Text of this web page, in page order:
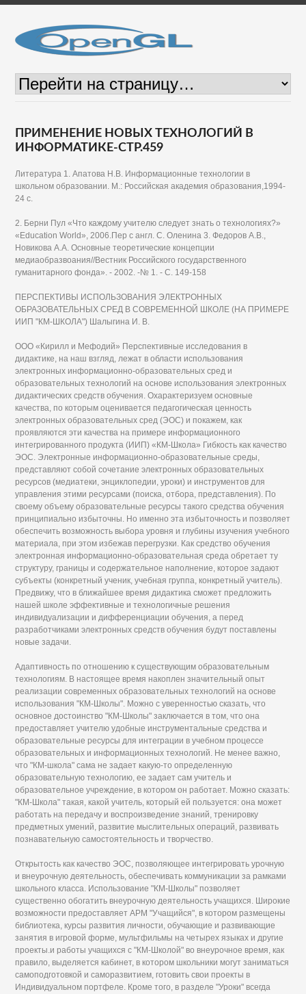
ПРИМЕНЕНИЕ НОВЫХ ТЕХНОЛОГИЙ В
ИНФОРМАТИКЕ-СТР.459
Литература 1. Апатова Н.В. Информационные технологии в
школьном образовании. М.: Российская академия образования,1994-
24 с.
2. Берни Пул «Что каждому учителю следует знать о технологиях?»
«Education World», 2006.Пер с англ. С. Оленина 3. Федоров А.В.,
Новикова А.А. Основные теоретические концепции
медиаобразвоания//Вестник Российского государственного
гуманитарного фонда». - 2002. -№ 1. - С. 149-158
ПЕРСПЕКТИВЫ ИСПОЛЬЗОВАНИЯ ЭЛЕКТРОННЫХ
ОБРАЗОВАТЕЛЬНЫХ СРЕД В СОВРЕМЕННОЙ ШКОЛЕ (НА ПРИМЕРЕ
ИИП "КМ-ШКОЛА") Шалыгина И. В.
ООО «Кирилл и Мефодий» Перспективные исследования в
дидактике, на наш взгляд, лежат в области использования
электронных информационно-образовательных сред и
образовательных технологий на основе использования электронных
дидактических средств обучения. Охарактеризуем основные
качества, по которым оценивается педагогическая ценность
электронных образовательных сред (ЭОС) и покажем, как
проявляются эти качества на примере информационного
интегрированного продукта (ИИП) «КМ-Школа» Гибкость как качество
ЭОС. Электронные информационно-образовательные среды,
представляют собой сочетание электронных образовательных
ресурсов (медиатеки, энциклопедии, уроки) и инструментов для
управления этими ресурсами (поиска, отбора, представления). По
своему объему образовательные ресурсы такого средства обучения
принципиально избыточны. Но именно эта избыточность и позволяет
обеспечить возможность выбора уровня и глубины изучения учебного
материала, при этом избежав перегрузки. Как средство обучения
электронная информационно-образовательная среда обретает ту
структуру, границы и содержательное наполнение, которое задают
субъекты (конкретный ученик, учебная группа, конкретный учитель).
Предвижу, что в ближайшее время дидактика сможет предложить
нашей школе эффективные и технологичные решения
индивидуализации и дифференциации обучения, а перед
разработчиками электронных средств обучения будут поставлены
новые задачи.
Адаптивность по отношению к существующим образовательным
технологиям. В настоящее время накоплен значительный опыт
реализации современных образовательных технологий на основе
использования "КМ-Школы". Можно с уверенностью сказать, что
основное достоинство "КМ-Школы" заключается в том, что она
предоставляет учителю удобные инструментальные средства и
образовательные ресурсы для интеграции в учебном процессе
образовательных и информационных технологий. Не менее важно,
что "КМ-школа" сама не задает какую-то определенную
образовательную технологию, ее задает сам учитель и
образовательное учреждение, в котором он работает. Можно сказать:
"КМ-Школа" такая, какой учитель, который ей пользуется: она может
работать на передачу и воспроизведение знаний, тренировку
предметных умений, развитие мыслительных операций, развивать
познавательную самостоятельность и творчество.
Открытость как качество ЭОС, позволяющее интегрировать урочную
и внеурочную деятельность, обеспечивать коммуникации за рамками
школьного класса. Использование "КМ-Школы" позволяет
существенно обогатить внеурочную деятельность учащихся. Широкие
возможности предоставляет АРМ "Учащийся", в котором размещены
библиотека, курсы развития личности, обучающие и развивающие
занятия в игровой форме, мультфильмы на четырех языках и другие
проекты.и работы учащихся с "КМ-Школой" во внеурочное время, как
правило, выделяется кабинет, в котором школьники могут заниматься
самоподготовкой и саморазвитием, готовить свои проекты в
Индивидуальном портфеле. Кроме того, в разделе "Уроки" всегда